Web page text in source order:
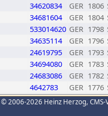
34620834 GER 1806
34681604 GER 1804
533014620 GER 1798
34635114 GER 1796
24619795 GER 1793
34694080 GER 1783
24683086 GER 1782
4642783 GER 1776
© 2006-2026 Heinz Herzog,